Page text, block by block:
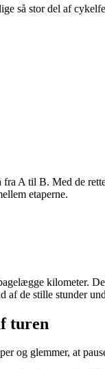
så stor del af
A til B. Med de
etaperne.
kilometer.
af de stille stunder
turen
og glemmer, at